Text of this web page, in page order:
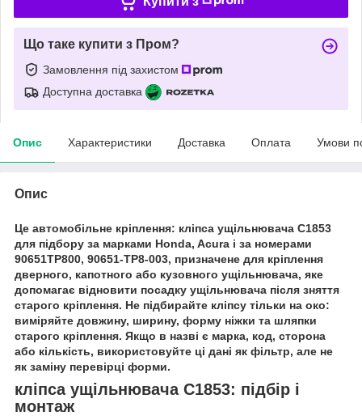
Що таке купити з Пром?
Замовлення під захистом
Доступна доставка
Опис Характеристики Доставка Оплата Умови
Опис
Це автомобільне кріплення: кліпса ущільнювача C1853
для підбору за марками Honda, Acura і за номерами
90651TP800, 90651-TP8-003, призначене для кріплення
дверного, капотного або кузовного ущільнювача, яке
допомагає відновити посадку ущільнювача після зняття
старого кріплення. Не підбирайте кліпсу тільки на око:
виміряйте довжину, ширину, форму ніжки та шляпки
старого кріплення. Якщо в назві є марка, код, сторона
або кількість, використовуйте ці дані як фільтр, але не
як заміну перевірці форми.
кліпса ущільнювача C1853: підбір і
монтаж